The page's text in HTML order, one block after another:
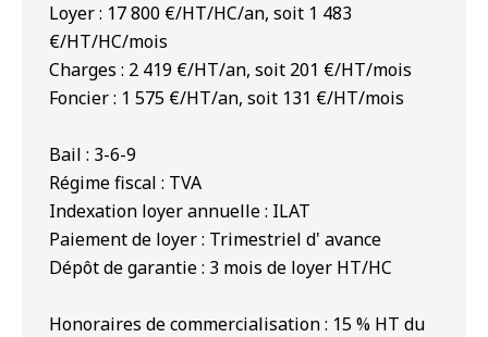
Loyer : 17 800 €/HT/HC/an, soit 1 483
€/HT/HC/mois
Charges : 2 419 €/HT/an, soit 201 €/HT/mois
Foncier : 1 575 €/HT/an, soit 131 €/HT/mois
Bail : 3-6-9
Régime fiscal : TVA
Indexation loyer annuelle : ILAT
Paiement de loyer : Trimestriel d' avance
Dépôt de garantie : 3 mois de loyer HT/HC
Honoraires de commercialisation : 15 % HT du